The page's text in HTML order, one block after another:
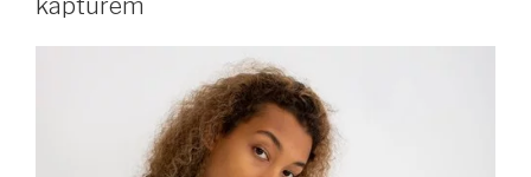
kapturem